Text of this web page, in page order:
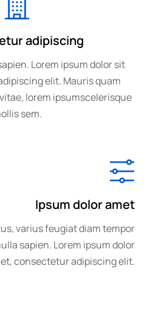
adipiscing
Lorem ipsum dolor sit
elit. Mauris quam
lorem ipsumscelerisque
sem.
Ipsum dolor amet
varius feugiat diam tempor
sapien. Lorem ipsum dolor
consectetur adipiscing elit.